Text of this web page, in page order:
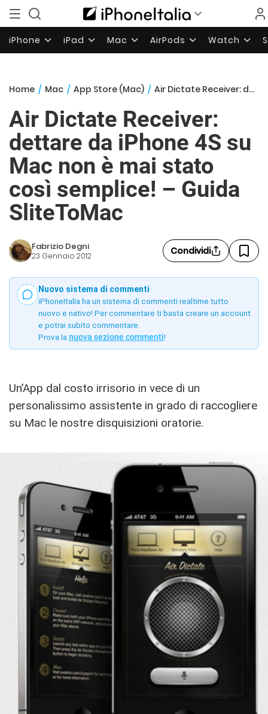
iPhone iPad Mac AirPods Watch
Home / Mac / App Store (Mac) / Air Dictate Receiver: dettare da iPhone 4S su Mac non è mai stato così semplice! – Guida SliteToMac
Air Dictate Receiver:
dettare da iPhone 4S su
Mac non è mai stato
così semplice! – Guida
SliteToMac
Fabrizio Degni
23 Gennaio 2012 Condividi
Nuovo sistema di commenti
iPhoneItalia ha un sistema di commenti realtime tutto
nuovo e nativo! Per commentare ti basta creare un account
e potrai subito commentare.
Prova la nuova sezione commenti!
Un’App dal costo irrisorio in vece di un
personalissimo assistente in grado di raccogliere
su Mac le nostre disquisizioni oratorie.